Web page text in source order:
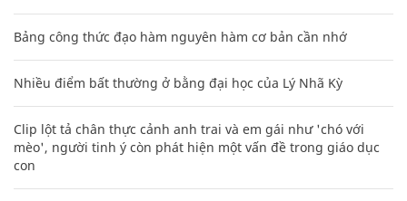
Bảng công thức đạo hàm nguyên hàm cơ bản cần nhớ
Nhiều điểm bất thường ở bằng đại học của Lý Nhã Kỳ
Clip lột tả chân thực cảnh anh trai và em gái như 'chó với
mèo', người tinh ý còn phát hiện một vấn đề trong giáo dục
con